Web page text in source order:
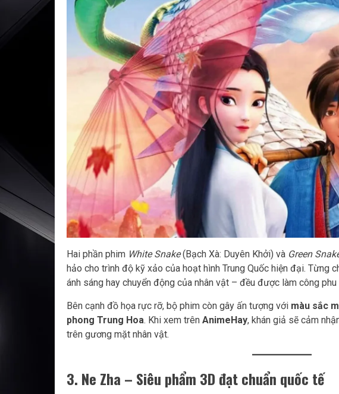
Hai phần phim White Snake(Bạch Xà: Duyên Khởi) và Green
hảo cho trình độ kỹ xảo của hoạt hình Trung Quốc hiện đại. Từng
ánh sáng hay chuyển động của nhân vật – đều được làm công
Bên cạnh đồ họa rực rỡ, bộ phim còn gây ấn tượng với màu sắc
phong Trung Hoa. Khi xem trên AnimeHay, khán giả sẽ cảm
trên gương mặt nhân vật.
3. Ne Zha – Siêu phẩm 3D đạt chuẩn quốc tế